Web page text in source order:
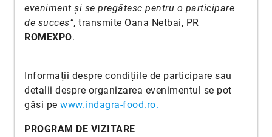
eveniment și se pregătesc pentru o participare
de succes”, transmite Oana Netbai, PR
ROMEXPO.
Informații despre condițiile de participare sau
detalii despre organizarea evenimentul se pot
găsi pe www.indagra-food.ro.
PROGRAM DE VIZITARE